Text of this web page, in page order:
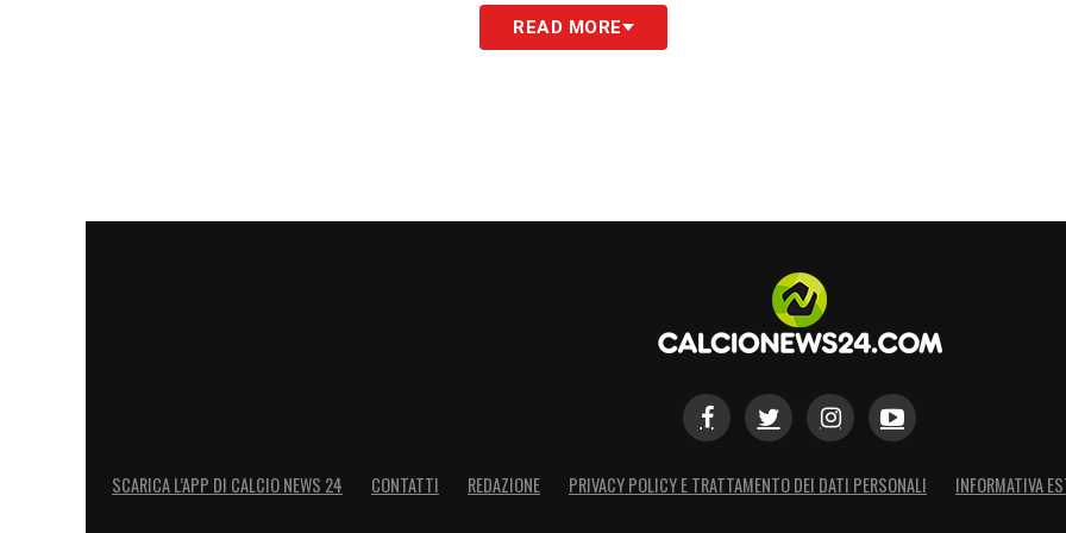
READ MORE
SCARICA L’APP DI CALCIO NEWS 24 CONTATTI REDAZIONE PRIVACY POLICY E TRATTAMENTO DEI DATI PERSONALI INFORMATIVA